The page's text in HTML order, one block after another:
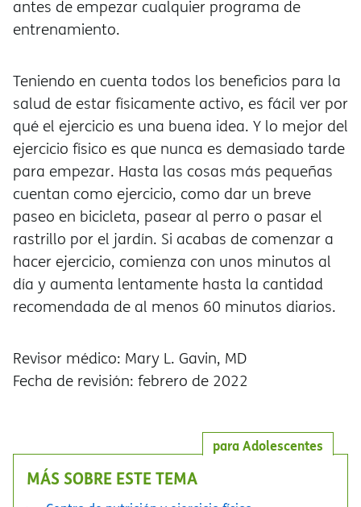
antes de empezar cualquier programa de
entrenamiento.
Teniendo en cuenta todos los beneficios para la
salud de estar físicamente activo, es fácil ver por
qué el ejercicio es una buena idea. Y lo mejor del
ejercicio físico es que nunca es demasiado tarde
para empezar. Hasta las cosas más pequeñas
cuentan como ejercicio, como dar un breve
paseo en bicicleta, pasear al perro o pasar el
rastrillo por el jardín. Si acabas de comenzar a
hacer ejercicio, comienza con unos minutos al
día y aumenta lentamente hasta la cantidad
recomendada de al menos 60 minutos diarios.
Revisor médico: Mary L. Gavin, MD
Fecha de revisión: febrero de 2022
para Adolescentes
MÁS SOBRE ESTE TEMA